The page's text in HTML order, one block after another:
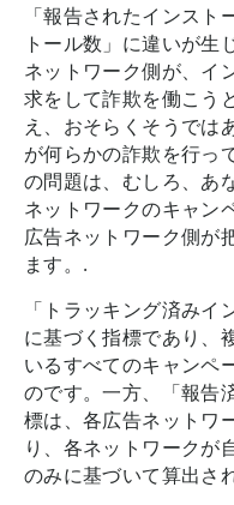
「報告されたインス
トール数」に違いが生
ネットワーク側が、イ
求をして詐欺を働こう
え、おそらくそうでは
が何らかの詐欺を行っ
の問題は、むしろ、あ
ネットワークのキャン
広告ネットワーク側が
ます。.
「トラッキング済み
に基づく指標であり、
いるすべてのキャンペ
のです。一方、「報告
標は、各広告ネットワ
り、各ネットワークが
のみに基づいて算出さ